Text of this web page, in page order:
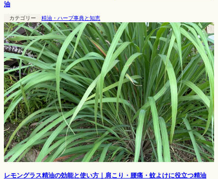
油
カテゴリー 精油・ハーブ事典と知恵
レモングラス精油の効能と使い方｜肩こり・腰痛・蚊よけに役立つ精油